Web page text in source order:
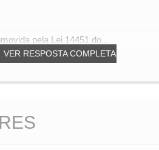
VER RESPOSTA COMPLETA
pela Lei 14451 do...